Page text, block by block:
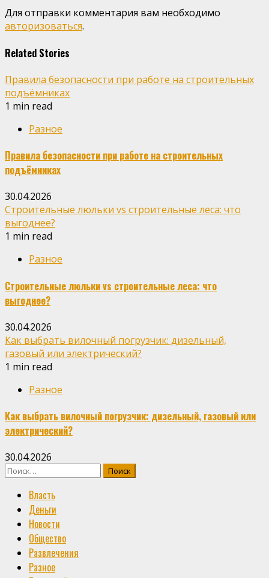
Для отправки комментария вам необходимо
авторизоваться.
Related Stories
Правила безопасности при работе на строительных
подъёмниках
1 min read
Разное
Правила безопасности при работе на строительных
подъёмниках
30.04.2026
Строительные люльки vs строительные леса: что
выгоднее?
1 min read
Разное
Строительные люльки vs строительные леса: что
выгоднее?
30.04.2026
Как выбрать вилочный погрузчик: дизельный,
газовый или электрический?
1 min read
Разное
Как выбрать вилочный погрузчик: дизельный, газовый или
электрический?
30.04.2026
Найти:
Власть
Деньги
Новости
Общество
Развлечения
Разное